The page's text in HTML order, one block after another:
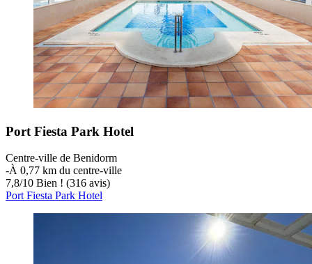
Port Fiesta Park Hotel
Centre-ville de Benidorm
‐À 0,77 km du centre-ville
7,8/10 Bien ! (316 avis)
Port Fiesta Park Hotel